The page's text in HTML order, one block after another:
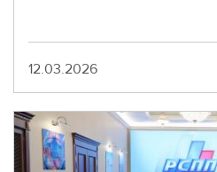
Дата
12.03.2026